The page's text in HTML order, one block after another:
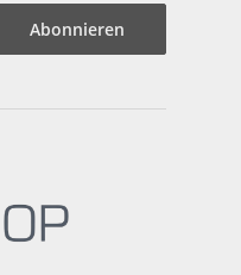
Abonnieren